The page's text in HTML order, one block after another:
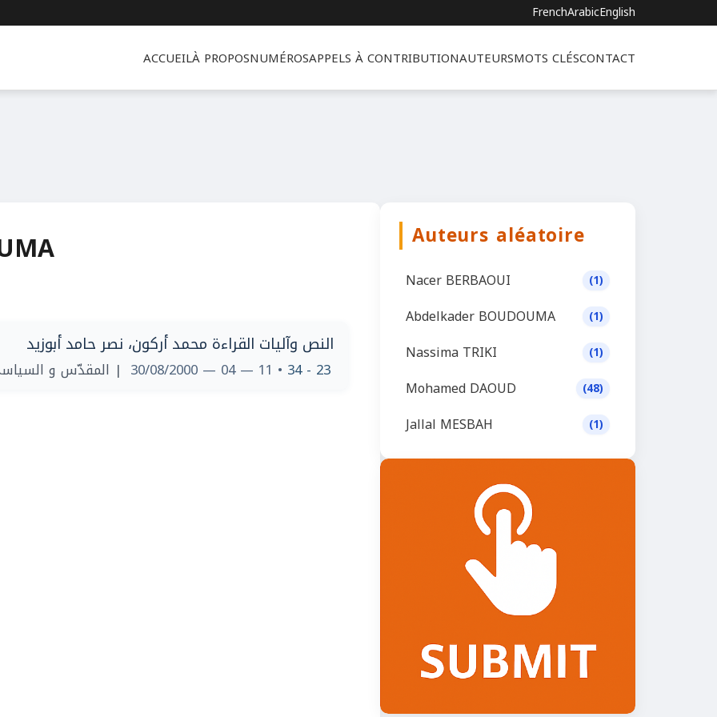
FrenchArabicEnglish
ACCUEILÀ PROPOSNUMÉROSAPPELS À CONTRIBUTIONAUTEURSMOTS CLÉSCONTACT
النص وآليات القراءة محمد أركون، نصر حامد أبوزيد
23 - 34
• 11 — 04 — 30/08/2000 | المقدّس و
Auteurs aléatoire
Nacer BERBAOUI (1)
Abdelkader BOUDOUMA (1)
Nassima TRIKI (1)
Mohamed DAOUD (48)
Jallal MESBAH (1)